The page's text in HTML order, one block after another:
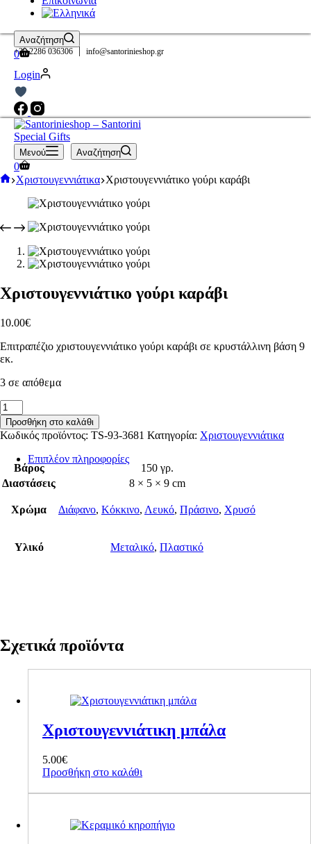
Αναζήτηση
Καλάθι
0
+30 2286 036306| info@santorinieshop.gr
Login
Μενού Αναζήτηση
Καλάθι
Αγορών
0
Αρχική
Χριστουγεννιάτικα Χριστουγεννιάτικο γούρι καράβι
Χριστουγεννιάτικο γούρι καράβι
10.00€
Επιτραπέζιο χριστουγεννιάτικο γούρι καράβι σε κρυστάλλινη βάση 9
εκ.
3 σε απόθεμα
Χριστουγεννιάτικο
γούρι
καράβι
ποσότητα
Προσθήκη στο καλάθι
Κωδικός προϊόντος: TS-93-3681 Κατηγορία: Χριστουγεννιάτικα
Επιπλέον πληροφορίες
Βάρος
150 γρ.
Διαστάσεις
8 × 5 × 9 cm
Χρώμα Διάφανο, Κόκκινο, Λευκό, Πράσινο, Χρυσό
Υλικό Μεταλικό, Πλαστικό
Σχετικά προϊόντα
Χριστουγεννιάτικη μπάλα
5.00€
Προσθήκη στο καλάθι